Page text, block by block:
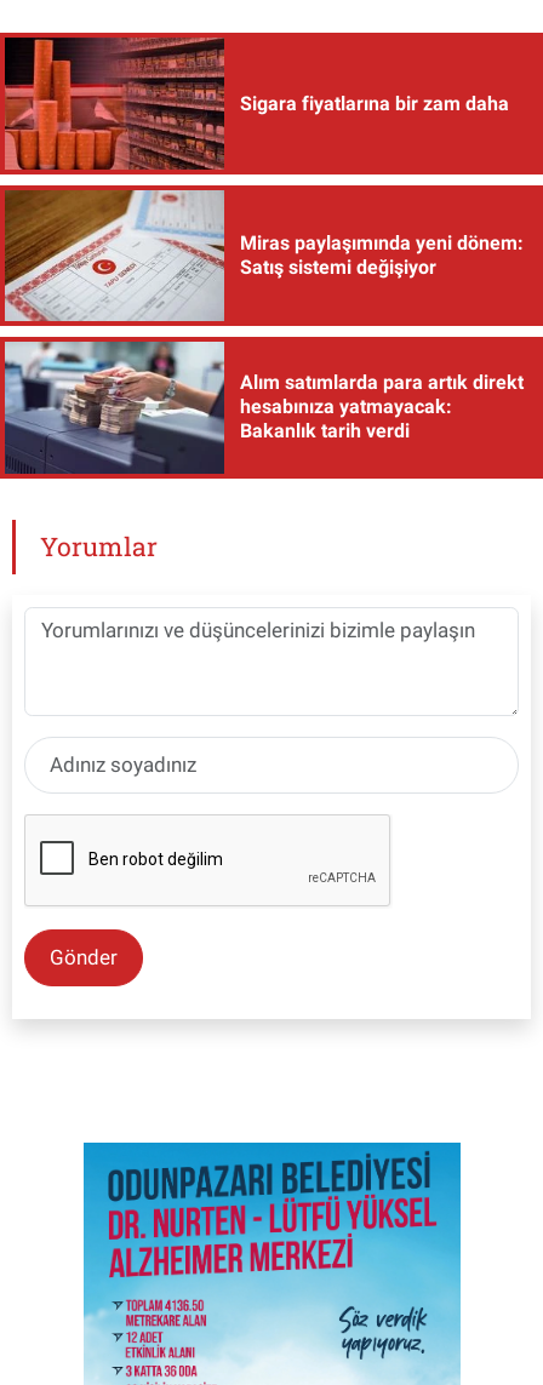
Sigara fiyatlarına bir zam daha
Miras paylaşımında yeni dönem:
Satış sistemi değişiyor
Alım satımlarda para artık direkt
hesabınıza yatmayacak:
Bakanlık tarih verdi
Yorumlar
Gönder